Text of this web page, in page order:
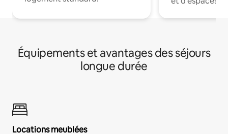
Équipements et avantages des séjours
longue durée
Locations meublées